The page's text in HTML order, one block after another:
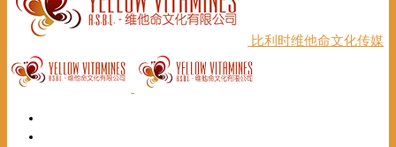
比利时维他命文化传媒